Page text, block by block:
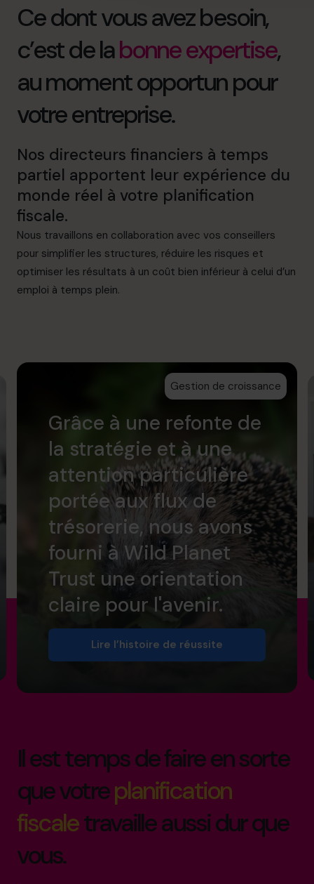
Ce dont vous avez besoin,
c’est de labonne expertise,
au moment opportun pour
votre entreprise.
Nos directeurs financiers à temps
partiel apportent leur expérience du
monde réel à votre planification
fiscale.
Nous travaillons en collaboration avec vos conseillers
pour simplifier les structures, réduire les risques et
optimiser les résultats à un coût bien inférieur à celui d’un
emploi à temps plein.
Gestion de croissance
Grâce à une refonte de
la stratégie et à une
attention particulière
portée aux flux de
trésorerie, nous avons
fourni à Wild Planet
Trust une orientation
claire pour l'avenir.
Lire l’histoire de réussite
Il est temps de faire en sorte
que votreplanification
fiscaletravaille aussi dur que
vous.